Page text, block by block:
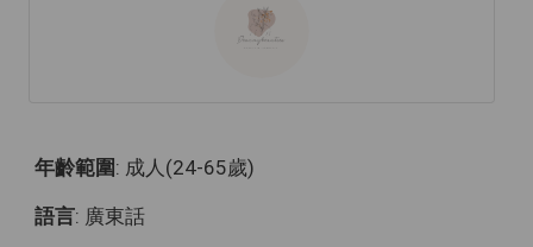
年齡範圍: 成人(24-65歲)
語言: 廣東話